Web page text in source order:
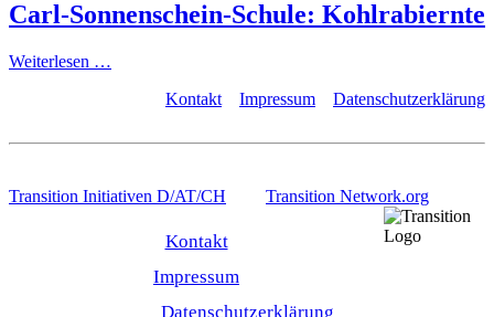
Carl-Sonnenschein-Schule: Kohlrabiernte
Weiterlesen …
Kontakt
Impressum Datenschutzerklärung
Transition Initiativen D/AT/CH Transition Network.org
Kontakt
Impressum
Datenschutzerklärung